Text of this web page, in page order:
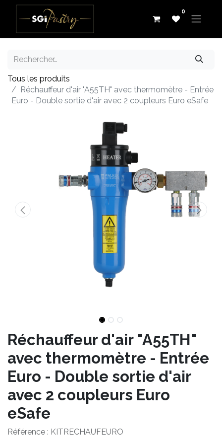
0
Tous les produits
Réchauffeur d'air "A55TH" avec thermomètre - Entrée
Euro - Double sortie d'air avec 2 coupleurs Euro eSafe
Réchauffeur d'air "A55TH"
avec thermomètre - Entrée
Euro - Double sortie d'air
avec 2 coupleurs Euro
eSafe
Référence : KITRECHAUFEURO